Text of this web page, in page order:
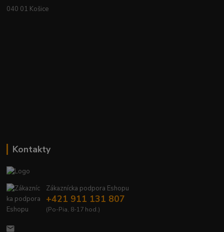
040 01 Košice
Kontakty
Zákaznícka podpora Eshopu
+421 911 131 807
(Po-Pia, 8-17 hod.)